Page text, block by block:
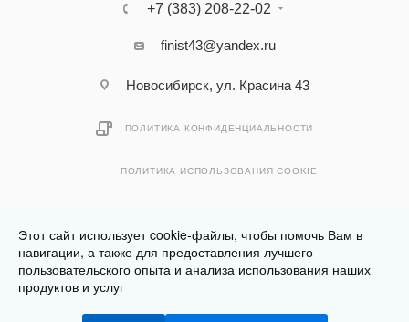
+7 (383) 208-22-02
finist43@yandex.ru
Новосибирск, ул. Красина 43
ПОЛИТИКА КОНФИДЕНЦИАЛЬНОСТИ
ПОЛИТИКА ИСПОЛЬЗОВАНИЯ COOKIE
Разработано вКлюква.Студия
2026 © Финист - интернет-магазин мебели
Этот сайт использует cookie-файлы, чтобы помочь Вам в
навигации, а также для предоставления лучшего
пользовательского опыта и анализа использования наших
продуктов и услуг